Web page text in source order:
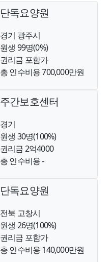
단독요양원
경기 광주시
원생 99명(0%)
권리금 포함가
총 인수비용 700,000만원
주간보호센터
경기
원생 30명(100%)
권리금 2억4000
총 인수비용 -
단독요양원
전북 고창시
원생 26명(100%)
권리금 포함가
총 인수비용 140,000만원